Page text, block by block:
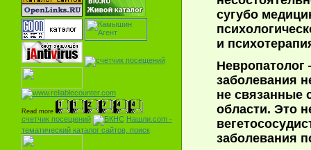
Read more
счетчик посещений
Нашли.com -
тематическийкаталог сайтов, поиск
сугубо
и
Невропатолог
заболевания
не связанные
области. Это
заболевания